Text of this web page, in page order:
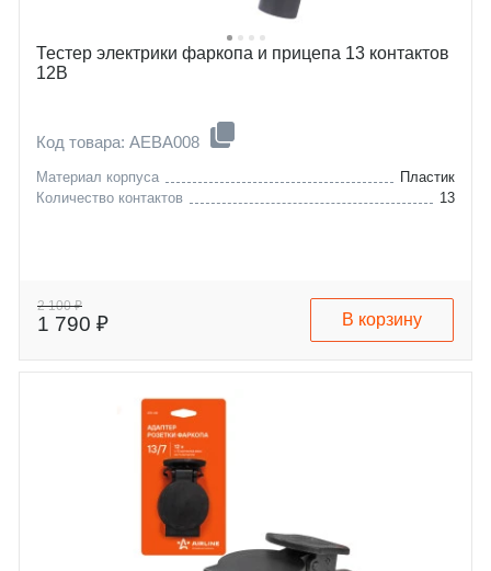
Тестер электрики фаркопа и прицепа 13 контактов
12В
Код товара: AEBA008
Материал корпуса
Пластик
Количество контактов
13
2 100 ₽
1 790 ₽ В корзину